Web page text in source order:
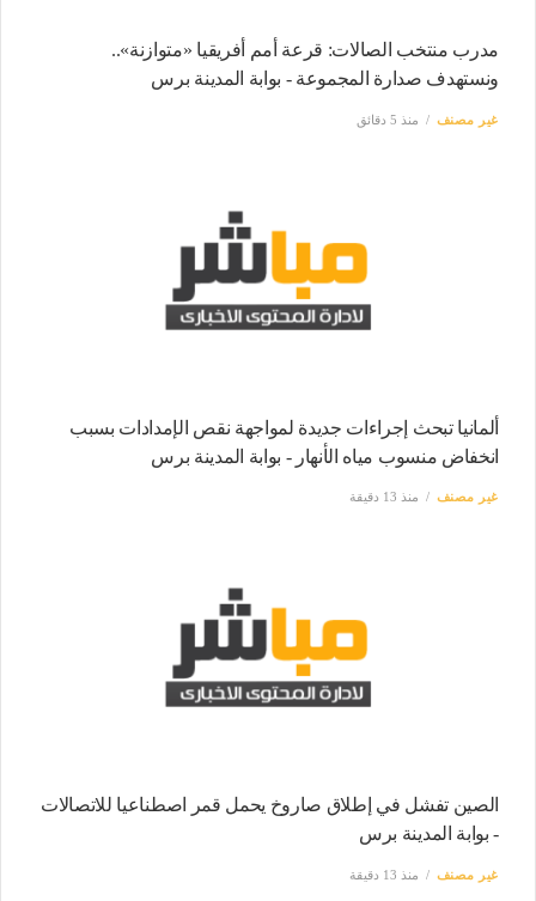
مدرب منتخب الصالات: قرعة أمم أفريقيا «متوازنة»..
ونستهدف صدارة المجموعة - بوابة المدينة برس
غير مصنف منذ 5 دقائق
ألمانيا تبحث إجراءات جديدة لمواجهة نقص الإمدادات بسبب
انخفاض منسوب مياه الأنهار - بوابة المدينة برس
غير مصنف منذ 13 دقيقة
الصين تفشل في إطلاق صاروخ يحمل قمر اصطناعيا للاتصالات
- بوابة المدينة برس
غير مصنف منذ 13 دقيقة